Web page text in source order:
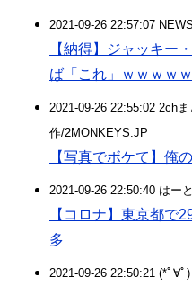
2021-09-26 22:57:07
【納得】ジャッキー
ば「これ」ｗｗｗｗｗ
2021-09-26 22:55:02 2ch
作/2MONKEYS.JP
【写真でボケて】俺
2021-09-26 22:50:40 はー
【コロナ】東京都
多
2021-09-26 22:50:21 (*ﾟ∀ﾟ